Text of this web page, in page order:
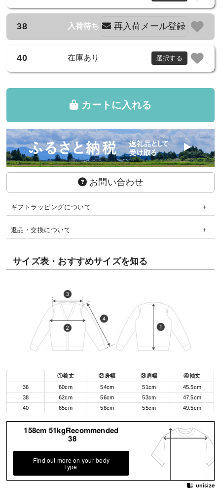
38 入荷待ち 再入荷メール登録
40 在庫あり 選択する
カートに入れる
お問い合わせ
ギフトラッピングについて
返品・交換について
サイズ表・おすすめサイズを知る
①着丈 ②身幅 ③肩幅
④袖丈
36
60cm 54cm 51cm
45.5cm
38
62cm 56cm 53cm
47.5cm
40
65cm 58cm 55cm 49.5cm
158cm 51kgRecommended
38
Find out more on your body
type